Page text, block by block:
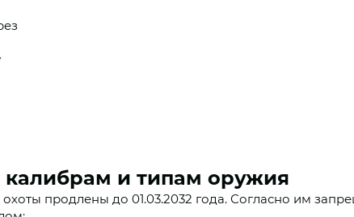
калибрам и типам оружия
продлены до 01.03.2032 года. Согласно им